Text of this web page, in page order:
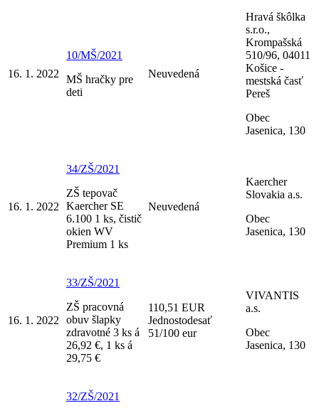
16. 1. 2022
10/MŠ/2021
MŠ hračky pre
deti
Neuvedená
Hravá škôlka
s.r.o.,
Krompašská
510/96, 04011
Košice -
mestská časť
Pereš
Obec
Jasenica, 130
16. 1. 2022
34/ZŠ/2021
ZŠ tepovač
Kaercher SE
6.100 1 ks, čistič
okien WV
Premium 1 ks
Neuvedená
Kaercher
Slovakia a.s.
Obec
Jasenica, 130
16. 1. 2022
33/ZŠ/2021
ZŠ pracovná
obuv šlapky
zdravotné 3 ks á
26,92 €, 1 ks á
29,75 €
110,51 EUR
Jednostodesať
51/100 eur
VIVANTIS
a.s.
Obec
Jasenica, 130
32/ZŠ/2021